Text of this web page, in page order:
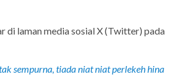
di laman media sosial X (Twitter) pada
sempurna, tiada niat niat perlekeh hina